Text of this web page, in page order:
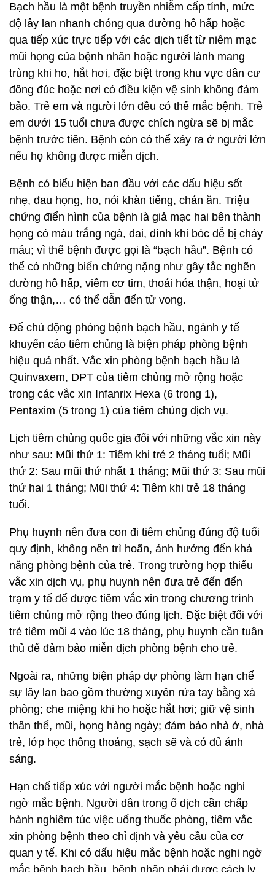
Bạch hầu là một bệnh truyền nhiễm cấp tính, mức
độ lây lan nhanh chóng qua đường hô hấp hoặc
qua tiếp xúc trực tiếp với các dịch tiết từ niêm mạc
mũi họng của bệnh nhân hoặc người lành mang
trùng khi ho, hắt hơi, đặc biệt trong khu vực dân cư
đông đúc hoặc nơi có điều kiện vệ sinh không đảm
bảo. Trẻ em và người lớn đều có thể mắc bệnh. Trẻ
em dưới 15 tuổi chưa được chích ngừa sẽ bị mắc
bệnh trước tiên. Bệnh còn có thể xảy ra ở người lớn
nếu họ không được miễn dịch.
Bệnh có biểu hiện ban đầu với các dấu hiệu sốt
nhẹ, đau họng, ho, nói khàn tiếng, chán ăn. Triệu
chứng điển hình của bệnh là giả mạc hai bên thành
họng có màu trắng ngà, dai, dính khi bóc dễ bị chảy
máu; vì thế bệnh được gọi là “bạch hầu”. Bệnh có
thể có những biến chứng nặng như gây tắc nghẽn
đường hô hấp, viêm cơ tim, thoái hóa thận, hoại tử
ống thận,… có thể dẫn đến tử vong.
Để chủ động phòng bệnh bạch hầu, ngành y tế
khuyến cáo tiêm chủng là biện pháp phòng bệnh
hiệu quả nhất. Vắc xin phòng bệnh bạch hầu là
Quinvaxem, DPT của tiêm chủng mở rộng hoặc
trong các vắc xin Infanrix Hexa (6 trong 1),
Pentaxim (5 trong 1) của tiêm chủng dịch vụ.
Lịch tiêm chủng quốc gia đối với những vắc xin này
như sau: Mũi thứ 1: Tiêm khi trẻ 2 tháng tuổi; Mũi
thứ 2: Sau mũi thứ nhất 1 tháng; Mũi thứ 3: Sau mũi
thứ hai 1 tháng; Mũi thứ 4: Tiêm khi trẻ 18 tháng
tuổi.
Phụ huynh nên đưa con đi tiêm chủng đúng độ tuổi
quy định, không nên trì hoãn, ảnh hưởng đến khả
năng phòng bệnh của trẻ. Trong trường hợp thiếu
vắc xin dịch vụ, phụ huynh nên đưa trẻ đến đến
trạm y tế để được tiêm vắc xin trong chương trình
tiêm chủng mở rộng theo đúng lịch. Đặc biệt đối với
trẻ tiêm mũi 4 vào lúc 18 tháng, phụ huynh cần tuân
thủ để đảm bảo miễn dịch phòng bệnh cho trẻ.
Ngoài ra, những biện pháp dự phòng làm hạn chế
sự lây lan bao gồm thường xuyên rửa tay bằng xà
phòng; che miệng khi ho hoặc hắt hơi; giữ vệ sinh
thân thể, mũi, họng hàng ngày; đảm bảo nhà ở, nhà
trẻ, lớp học thông thoáng, sạch sẽ và có đủ ánh
sáng.
Hạn chế tiếp xúc với người mắc bệnh hoặc nghi
ngờ mắc bệnh. Người dân trong ổ dịch cần chấp
hành nghiêm túc việc uống thuốc phòng, tiêm vắc
xin phòng bệnh theo chỉ định và yêu cầu của cơ
quan y tế. Khi có dấu hiệu mắc bệnh hoặc nghi ngờ
mắc bệnh bạch hầu, bệnh nhân phải được cách ly